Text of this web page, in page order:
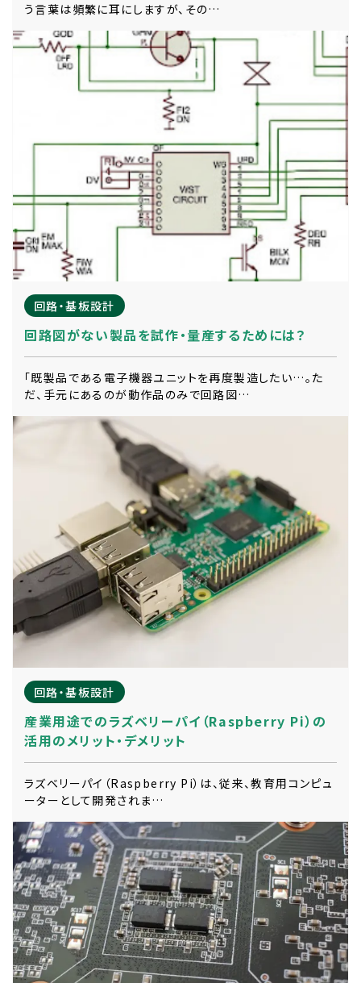
う言葉は頻繁に耳にしますが、その…
回路・基板設計
回路図がない製品を試作・量産するためには？
「既製品である電子機器ユニットを再度製造したい…。た
だ、手元にあるのが動作品のみで回路図…
回路・基板設計
産業用途でのラズベリーパイ（Raspberry Pi）の
活用のメリット・デメリット
ラズベリーパイ（Raspberry Pi）は、従来、教育用コンピュ
ーターとして開発されま…